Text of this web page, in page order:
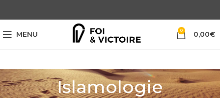
MENU 0 0,00€
Islamologie